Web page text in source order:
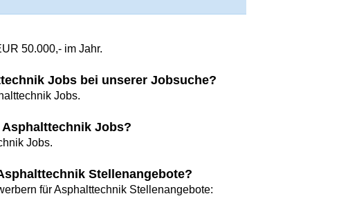
50.000,- im Jahr.
Jobs bei unserer Jobsuche?
Jobs.
Jobs?
Jobs.
Stellenangebote?
für Asphalttechnik Stellenangebote: